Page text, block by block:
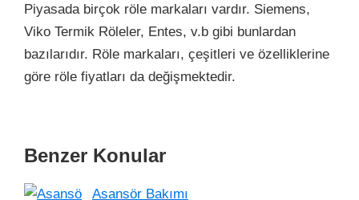
Piyasada birçok röle markaları vardır. Siemens,
Viko Termik Röleler, Entes, v.b gibi bunlardan
bazılarıdır. Röle markaları, çeşitleri ve özelliklerine
göre röle fiyatları da değişmektedir.
Benzer Konular
Asansör Bakımı